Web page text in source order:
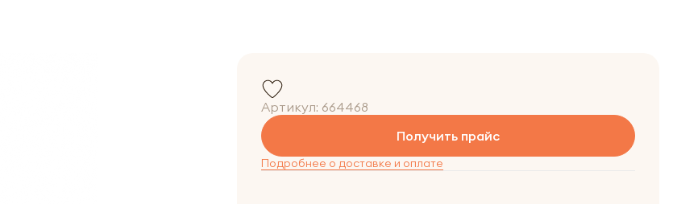
Артикул: 664468
Получить прайс
Подробнее о доставке и оплате